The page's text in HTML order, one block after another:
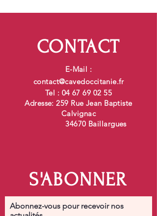
CONTACT
E-Mail :
contact@cavedoccitanie.fr
Tel : 04 67 69 02 55
Adresse: 259 Rue Jean Baptiste
Calvignac
34670 Baillargues
S'ABONNER
Abonnez-vous pour recevoir nos